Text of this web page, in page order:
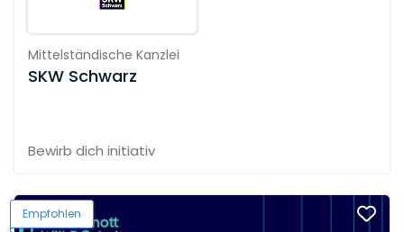
Mittelständische Kanzlei
SKW Schwarz
Bewirb dich initiativ
Empfohlen